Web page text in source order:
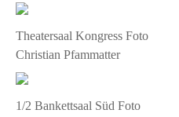
Theatersaal Kongress Foto
Christian Pfammatter
1/2 Bankettsaal Süd Foto